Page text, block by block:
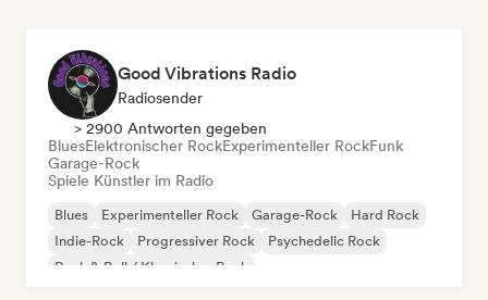
Good Vibrations Radio
Radiosender
> 2900 Antworten gegeben
BluesElektronischer RockExperimenteller RockFunk
Garage-Rock
Spiele Künstler im Radio
Blues Experimenteller Rock Garage-Rock
Hard Rock
Indie-Rock
Progressiver Rock
Psychedelic Rock
Rock & Roll / Klassischer Rock